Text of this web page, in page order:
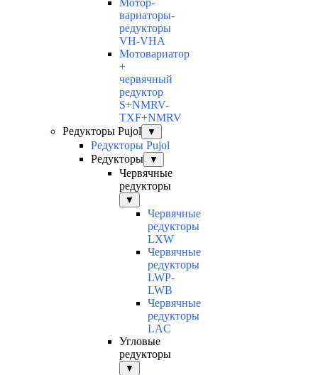
Мотор-
вариаторы-
редукторы
VH-VHA
Мотовариатор
+
червячный
редуктор
S+NMRV-
TXF+NMRV
Редукторы Pujol
▼
Редукторы Pujol
Редукторы
▼
Червячные
редукторы
▼
Червячные
редукторы
LXW
Червячные
редукторы
LWP-
LWB
Червячные
редукторы
LAC
Угловые
редукторы
▼